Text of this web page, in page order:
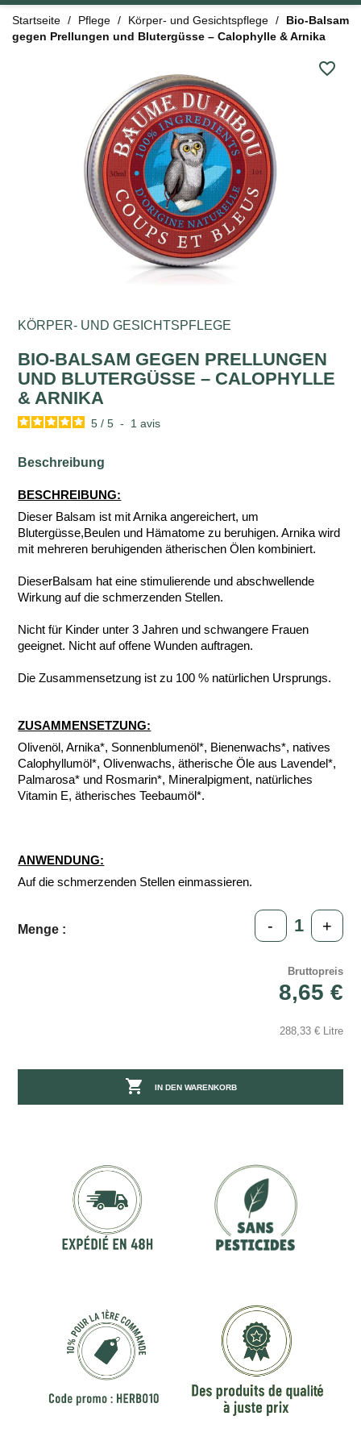
Startseite Pflege Körper- und Gesichtspflege
Bio-Balsam
gegen Prellungen und Blutergüsse – Calophylle & Arnika
favorite_border
KÖRPER- UND GESICHTSPFLEGE
BIO-BALSAM GEGEN PRELLUNGEN
UND BLUTERGÜSSE – CALOPHYLLE
& ARNIKA
5 / 5 - 1avis
Beschreibung
BESCHREIBUNG:
Dieser Balsam ist mit Arnika angereichert, um
Blutergüsse,Beulen und Hämatome zu beruhigen. Arnika wird
mit mehreren beruhigenden ätherischen Ölen kombiniert.
DieserBalsam hat eine stimulierende und abschwellende
Wirkung auf die schmerzenden Stellen.
Nicht für Kinder unter 3 Jahren und schwangere Frauen
geeignet. Nicht auf offene Wunden auftragen.
Die Zusammensetzung ist zu 100 % natürlichen Ursprungs.
ZUSAMMENSETZUNG:
Olivenöl, Arnika*, Sonnenblumenöl*, Bienenwachs*, natives
Calophyllumöl*, Olivenwachs, ätherische Öle aus Lavendel*,
Palmarosa* und Rosmarin*, Mineralpigment, natürliches
Vitamin E, ätherisches Teebaumöl*.
ANWENDUNG:
Auf die schmerzenden Stellen einmassieren.
Menge : - +
Bruttopreis
8,65 €
288,33 € Litre
 IN DEN WARENKORB